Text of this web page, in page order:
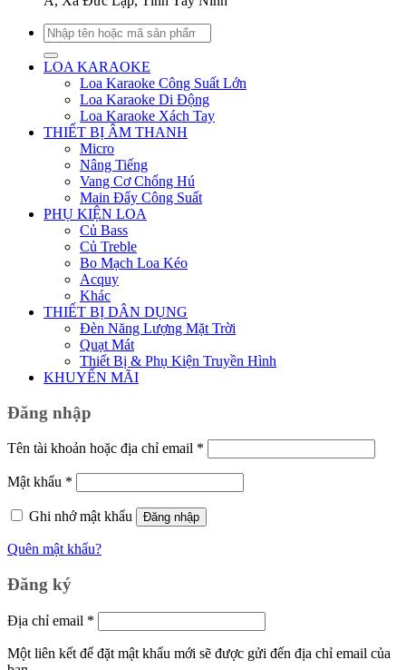
Tìm
kiếm:
LOA KARAOKE
Loa Karaoke Công Suất Lớn
Loa Karaoke Di Động
Loa Karaoke Xách Tay
THIẾT BỊ ÂM THANH
Micro
Nâng Tiếng
Vang Cơ Chống Hú
Main Đẩy Công Suất
PHỤ KIỆN LOA
Củ Bass
Củ Treble
Bo Mạch Loa Kéo
Acquy
Khác
THIẾT BỊ DÂN DỤNG
Đèn Năng Lượng Mặt Trời
Quạt Mát
Thiết Bị & Phụ Kiện Truyền Hình
KHUYẾN MÃI
Đăng nhập
Tên tài khoản hoặc địa chỉ email *
buộc
Mật khẩu *
buộc
Ghi nhớ mật khẩu
Đăng nhập
Quên mật khẩu?
Đăng ký
Địa chỉ email *
buộc
Một liên kết để đặt mật khẩu mới sẽ được gửi đến địa chỉ email của